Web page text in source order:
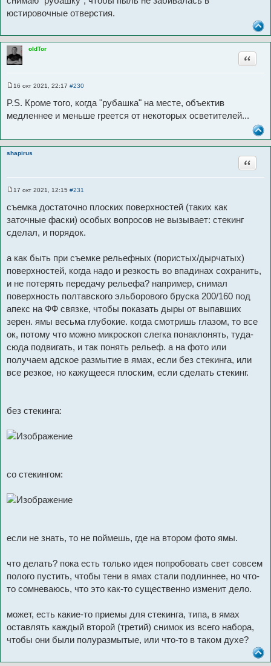
щ
е
е
юстировочные отверстия.
oldTor
Цитата
о
о
б
щ
и
16 окт 2021, 22:17 #230
P.S. Кроме того, когда "рубашка" на месте, объектив
медленнее и меньше греется от некоторых осветителей...
shapirus
Цитата
о
б
щ
е
н
17 окт 2021, 12:15 #231
съемка достаточно плоских поверхностей (таких как
заточные фаски) особых вопросов не вызывает: стекинг
сделал, и порядок.
а как быть при съемке рельефных (пористых/дырчатых)
поверхностей, когда надо и резкость во впадинах сохранить,
и не потерять передачу рельефа? например, снимал
поверхность полтавского эльборового бруска 200/160 под
апекс на ФФ связке, чтобы показать дыры от выпавших
зерен. ямы весьма глубокие. когда смотришь глазом, то все
ок, потому что можно микроскоп слегка понаклонять, туда-
сюда подвигать, и так понять рельеф. а на фото или
получаем адское размытие в ямах, если без стекинга, или
все резкое, но кажущееся плоским, если сделать стекинг.
без стекинга:
со стекингом:
если не знать, то не поймешь, где на втором фото ямы.
что делать? пока есть только идея попробовать свет совсем
полого пустить, чтобы тени в ямах стали подлиннее, но что-
то сомневаюсь, что это как-то существенно изменит дело.
может, есть какие-то приемы для стекинга, типа, в ямах
оставлять каждый второй (третий) снимок из всего набора,
чтобы они были полуразмытые, или что-то в таком духе?